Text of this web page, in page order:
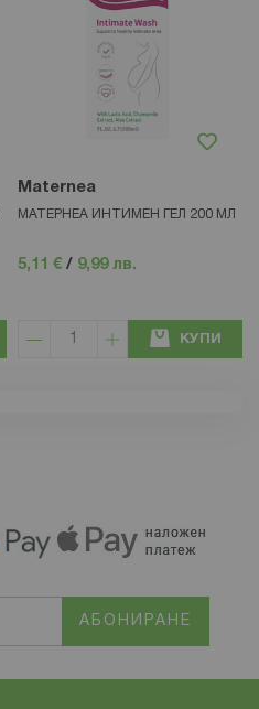
Maternea
МАТЕРНЕА ИНТИМЕН ГЕЛ 200 МЛ
5,11 € / 9,99 лв.
КУПИ
АБОНИРАНЕ